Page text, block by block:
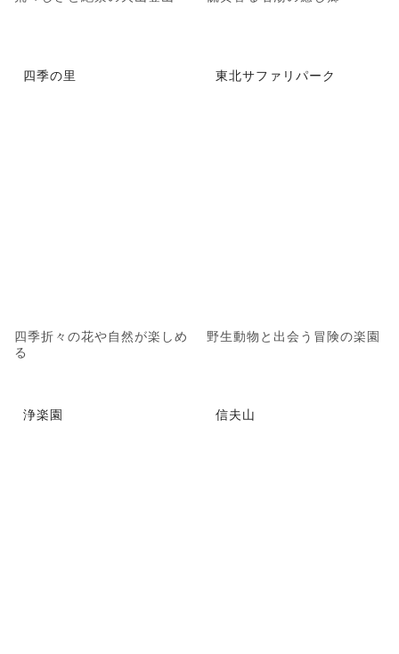
四季の里
四季折々の花や自然が楽しめ
る
東北サファリパーク
野生動物と出会う冒険の楽園
浄楽園 信夫山